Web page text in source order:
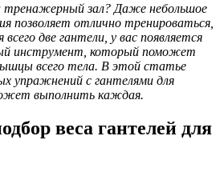
тренажерный зал? Даже небольшое
позволяет отлично тренироваться,
две гантели, у вас появляется
инструмент, который поможет
всего тела. В этой статье
упражнений с гантелями для
выполнить каждая.
веса гантелей для